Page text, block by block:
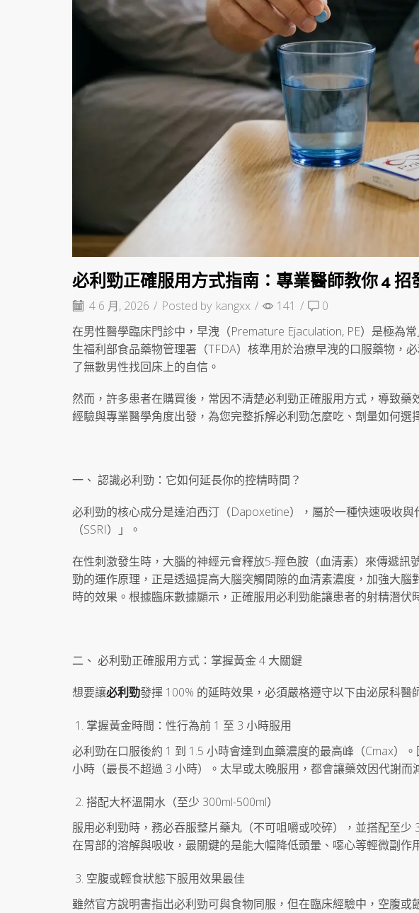
必利勁正確服用方式指南：專業醫師教你 4
4 6 月, 2026 / Posted by kangxx / 141 /
0
在男性醫學臨床門診中，早洩（Premature Ejaculation, PE）是極為
生福利部食品藥物管理署（TFDA）核準用於治療早洩的口服藥物，
了無數男性找回床上的自信。
然而，許多患者在購買後，常因不清楚必利勁正確服用方式，導致
經驗與專業醫學角度出發，為您完整拆解必利勁怎麼吃、劑量如何選
一、 認識必利勁：它如何延長你的控精時間？
必利勁的核心成分是達泊西汀（Dapoxetine），屬於一種快速吸收
（SSRI）」。
在性刺激發生時，大腦的神經元會釋放5-羥色胺（血清素）來傳遞
勁的運作原理，正是透過提高大腦突觸間隙的血清素濃度，加強大
時的效果。根據臨床數據顯示，正確服用必利勁能讓患者的射精潛伏
二、 必利勁正確服用方式：掌握黃金 4 大關鍵
想要讓必利勁發揮 100% 的延時效果，必須嚴格遵守以下由泌尿科醫
掌握黃金時間：性行為前 1 至 3 小時服用
必利勁在口服後約 1 到 1.5 小時會達到血藥濃度的最高峰（Cmax）
小時（最長不超過 3 小時）。太早或太晚服用，都會讓藥效因代謝而
搭配大杯溫開水（至少 300ml-500ml）
服用必利勁時，務必吞服整片藥丸（不可咀嚼或咬碎），並搭配至
在胃部的溶解與吸收，最關鍵的是能大幅降低頭暈、噁心等輕微副作
空腹或輕食狀態下服用效果最佳
雖然官方說明書指出必利勁可與食物同服，但在臨床經驗中，空腹